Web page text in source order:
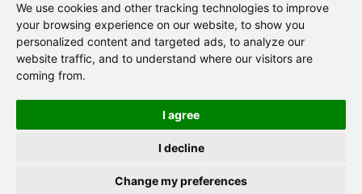
We use cookies and other tracking technologies to improve
your browsing experience on our website, to show you
personalized content and targeted ads, to analyze our
website traffic, and to understand where our visitors are
coming from.
I agree
I decline
Change my preferences
1 2 3 4